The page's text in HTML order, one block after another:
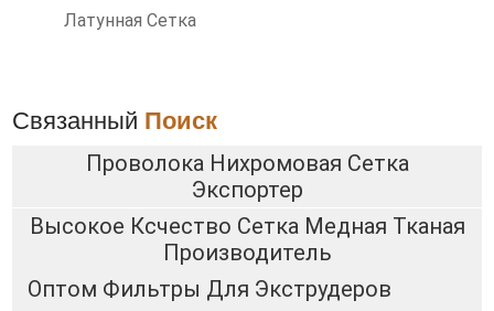
Латунная Сетка
Связанный Поиск
Проволока Нихромовая Сетка
Экспортер
Высокое Ксчество Сетка Медная Тканая
Производитель
Оптом Фильтры Для Экструдеров